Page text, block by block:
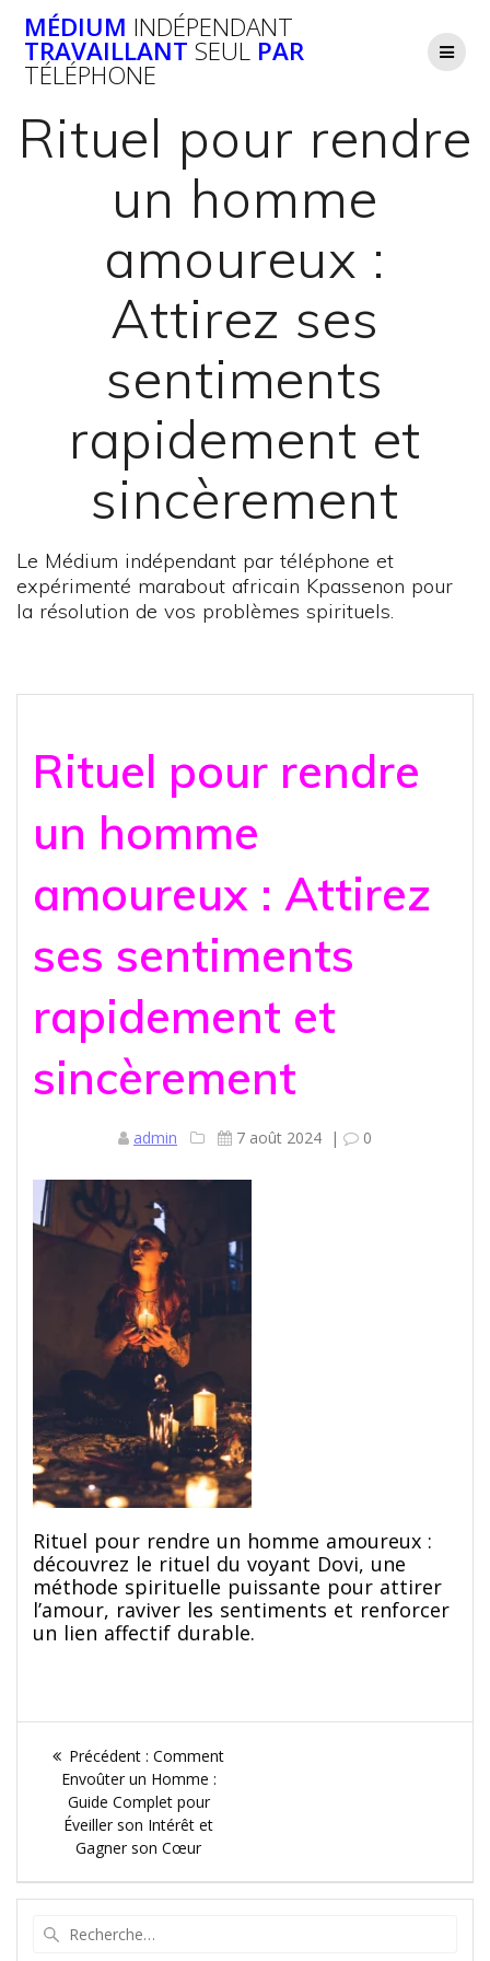
au
contenu
MÉDIUM INDÉPENDANT
TRAVAILLANT SEUL PAR
TÉLÉPHONE
Rituel pour rendre
un homme
amoureux :
Attirez ses
sentiments
rapidement et
sincèrement
Le Médium indépendant par téléphone et
expérimenté marabout africain Kpassenon pour
la résolution de vos problèmes spirituels.
Rituel pour rendre
un homme
amoureux : Attirez
ses sentiments
rapidement et
sincèrement
admin 7 août 2024 | 0
Rituel pour rendre un homme amoureux :
découvrez le rituel du voyant Dovi, une
méthode spirituelle puissante pour attirer
l’amour, raviver les sentiments et renforcer
un lien affectif durable.
Navigation
l’article
Précédent : Article
précédent
:
Comment
Envoûter un Homme :
Guide Complet pour
Éveiller son Intérêt et
Gagner son Cœur